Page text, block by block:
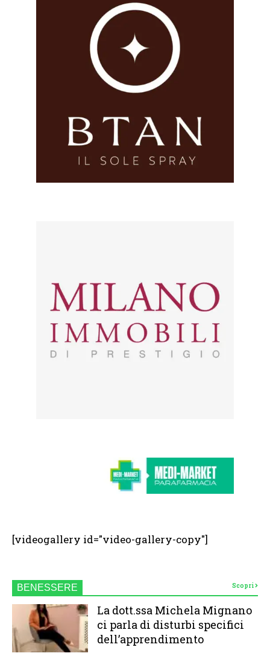
[videogallery id="video-gallery-copy"]
BENESSERE Scopri
La dott.ssa Michela Mignano
ci parla di disturbi specifici
dell’apprendimento